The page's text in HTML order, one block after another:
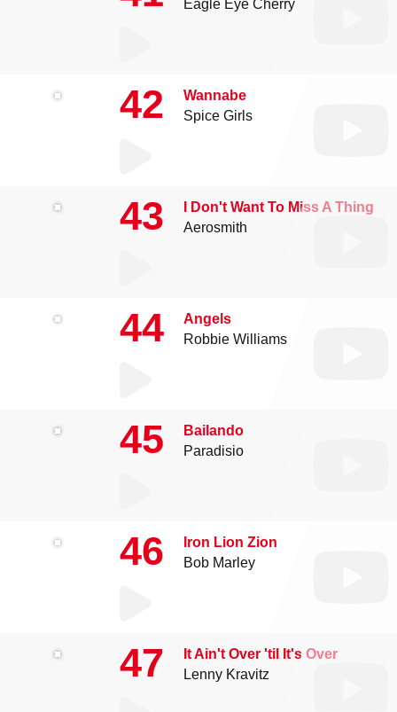
Eagle Eye Cherry
42
Wannabe
Spice Girls
43
I Don't Want To Miss A Thing
Aerosmith
44
Angels
Robbie Williams
45
Bailando
Paradisio
46
Iron Lion Zion
Bob Marley
47
It Ain't Over 'til It's Over
Lenny Kravitz